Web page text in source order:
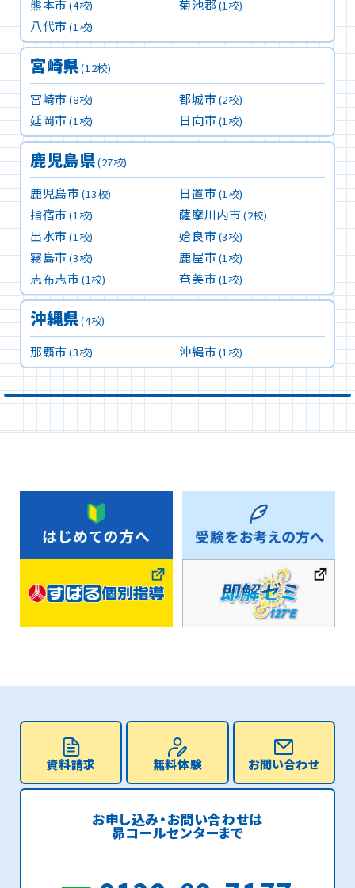
熊本市(4校) 菊池郡(1校)
八代市(1校)
宮崎県(12校)
宮崎市(8校) 都城市(2校)
延岡市(1校) 日向市(1校)
鹿児島県(27校)
鹿児島市(13校) 日置市(1校)
指宿市(1校) 薩摩川内市(2校)
出水市(1校) 姶良市(3校)
霧島市(3校) 鹿屋市(1校)
志布志市(1校) 奄美市(1校)
沖縄県(4校)
那覇市(3校) 沖縄市(1校)
資料請求 無料体験 お問い合わせ
お申し込み・お問い合わせは
昴コールセンターまで